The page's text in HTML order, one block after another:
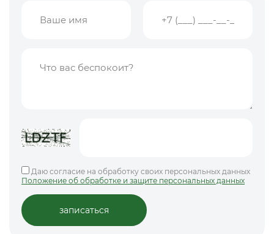
Даю согласие на обработку своих персональных данных
Положение об обработке и защите персональных данных